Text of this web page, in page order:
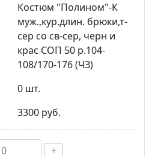
Костюм "Полином"-К
муж.,кур.длин. брюки,т-
сер со св-сер, черн и
крас СОП 50 р.104-
108/170-176 (ЧЗ)
0 шт.
3300 руб.
+